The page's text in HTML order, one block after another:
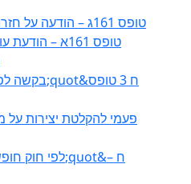
טופס 161ג – הודעה על חזרה מרצף פיצויים / קיצבה
טופס 161א – הודעת עובד עקב פרישה מעבודה